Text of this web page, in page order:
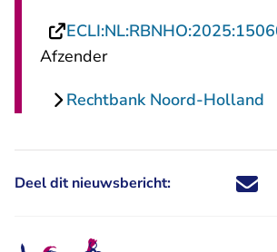
Afzender
Rechtbank Noord-Holland
Deel dit nieuwsbericht: Deel dit
Deel dit
Deel